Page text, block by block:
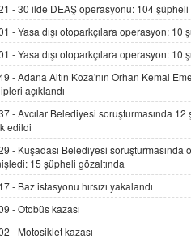
AV. DOĞAN CAN DOĞAN
Kişisel verilerin
hukukun gelişimi
15.09.2025 16:17
SEHER EREK
Kış Ayları Geldi, Hangi
9.12.2025 10:11
İNCİ GÜL AKÖL
Trump Keşke Adana'yı
06.07.2026 13:00
-30 ilde DEAŞ operasyonu: 104 şüpheli
-Yasa dışı otoparkçılara operasyon: 10
-Yasa dışı otoparkçılara operasyon: 10
-Adana Altın Koza'nın Orhan Kemal
açıklandı
-Avcılar Belediyesi soruşturmasında
edildi
- Kuşadası Belediyesi soruşturmasında
15 şüpheli gözaltında
- Baz istasyonu hırsızı yakalandı
-Otobüs kazası
- Motosiklet kazası